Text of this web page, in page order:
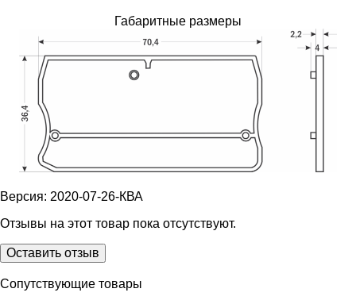
Габаритные размеры
Версия: 2020-07-26-КВА
Отзывы на этот товар пока отсутствуют.
Оставить отзыв
Сопутствующие товары